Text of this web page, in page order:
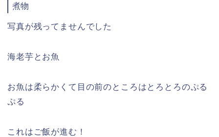
煮物
写真が残ってませんでした
海老芋とお魚
お魚は柔らかくて目の前のところはとろとろのぷる
ぷる
これはご飯が進む！